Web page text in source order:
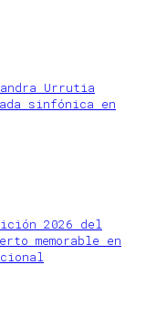
Urrutia
sinfónica en
2026 del
memorable en